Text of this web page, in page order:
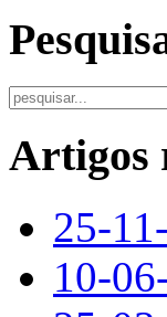
Artigos
25-
10-